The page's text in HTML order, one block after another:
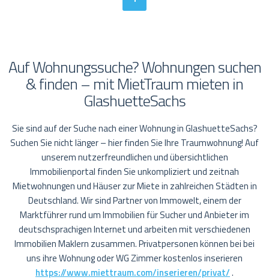
Auf Wohnungssuche? Wohnungen suchen
& finden – mit MietTraum mieten in
GlashuetteSachs
Sie sind auf der Suche nach einer Wohnung in GlashuetteSachs?
Suchen Sie nicht länger – hier finden Sie Ihre Traumwohnung! Auf
unserem nutzerfreundlichen und übersichtlichen
Immobilienportal finden Sie unkompliziert und zeitnah
Mietwohnungen und Häuser zur Miete in zahlreichen Städten in
Deutschland. Wir sind Partner von Immowelt, einem der
Marktführer rund um Immobilien für Sucher und Anbieter im
deutschsprachigen Internet und arbeiten mit verschiedenen
Immobilien Maklern zusammen. Privatpersonen können bei bei
uns ihre Wohnung oder WG Zimmer kostenlos inserieren
https://www.miettraum.com/inserieren/privat/.